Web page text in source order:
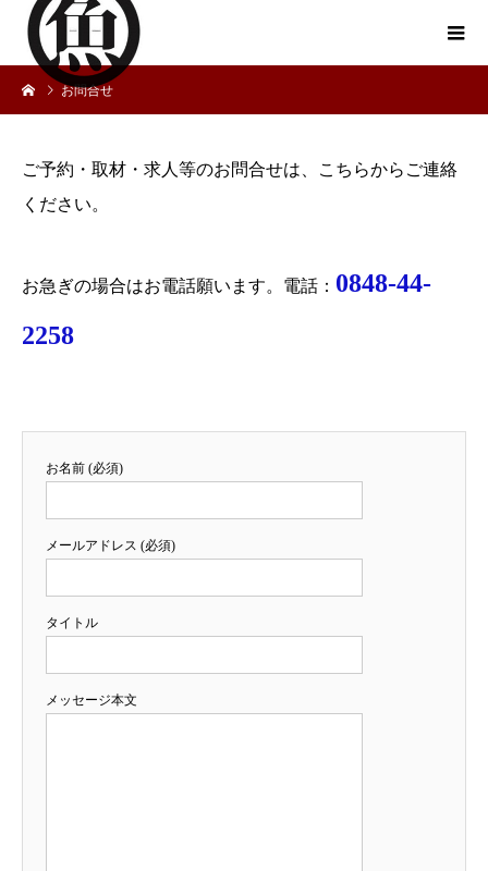
お問合せ
ご予約・取材・求人等のお問合せは、こちらからご連絡
ください。
お急ぎの場合はお電話願います。電話： 0848-44-
2258
お名前 (必須)
メールアドレス (必須)
タイトル
メッセージ本文